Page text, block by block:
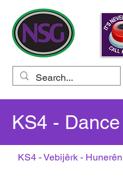
KS4 - Dance
KS4 - Vebijêrk -